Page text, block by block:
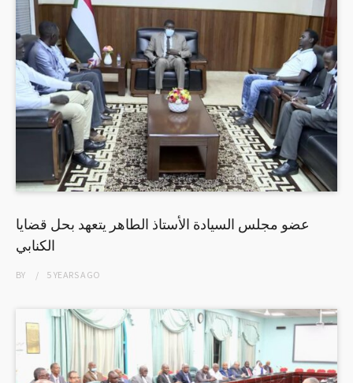
عضو مجلس السيادة الأستاذ الطاهر يتعهد بحل قضايا
الكنابي
BY 5 YEARSAGO